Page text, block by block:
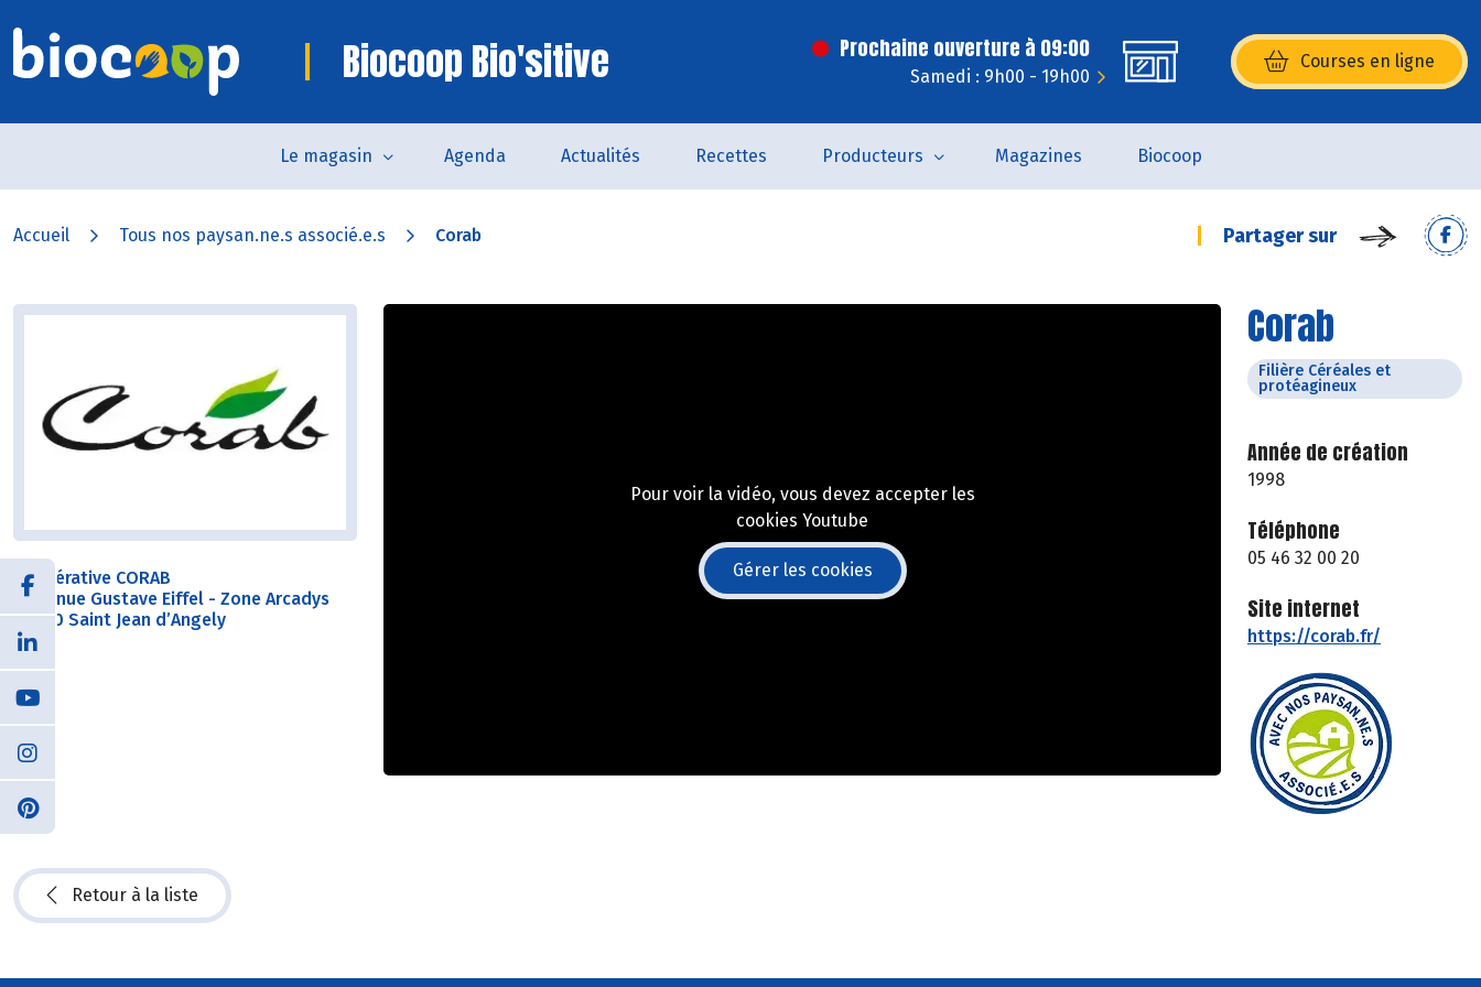
Biocoop Bio'sitive Prochaine ouverture à 09:00
Samedi : 9h00 - 19h00
Courses en ligne
(s’ouvre dans une nouvelle
Le magasin Agenda Actualités Recettes Producteurs Magazines Biocoop
Accueil Tous nos paysan.ne.s associé.e.s Corab Partager sur
Corab
Filière Céréales et
protéagineux
Année de création
1998
Téléphone
05 46 32 00 20
Site internet
https://corab.fr/
Coopérative CORAB
9 avenue Gustave Eiffel - Zone Arcadys
17400 Saint Jean d’Angely
Pour voir la vidéo, vous devez accepter les
cookies Youtube
Gérer les cookies
Retour à la liste